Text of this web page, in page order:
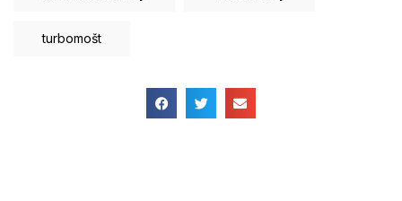
turbomošt